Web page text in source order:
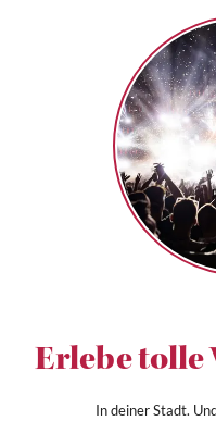
Erlebe tolle
In deiner Stadt.